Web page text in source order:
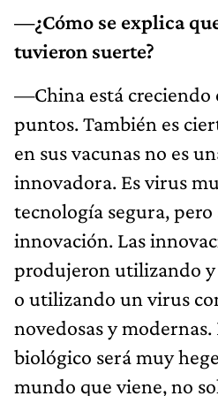
—¿Cómo se explica
tuvieron suerte?
—China está creciendo
puntos. También es
en sus vacunas no es
innovadora. Es virus
tecnología segura, pero
innovación. Las
produjeron utilizando
o utilizando un virus
novedosas y
biológico será muy
mundo que viene, no